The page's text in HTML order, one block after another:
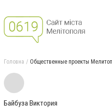
Головна Общественные проекты
Байбуза Виктория